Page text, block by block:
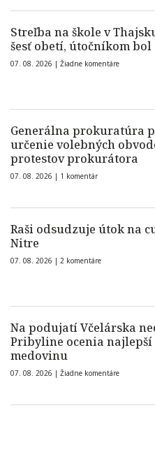
Streľba na škole v
šesť obetí, útočníkom bol
07. 08. 2026 | Žiadne komentáre
Generálna prokuratúra
určenie volebných
protestov prokurátora
07. 08. 2026 | 1 komentár
Raši odsudzuje útok na
Nitre
07. 08. 2026 | 2 komentáre
Na podujatí Včelárska
Pribyline ocenia najlepší
medovinu
07. 08. 2026 | Žiadne komentáre